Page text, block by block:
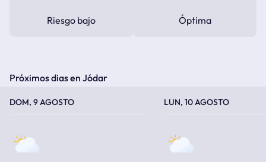
Riesgo bajo Óptima
Próximos dias en Jódar
DOM, 9 AGOSTO LUN, 10 AGOSTO